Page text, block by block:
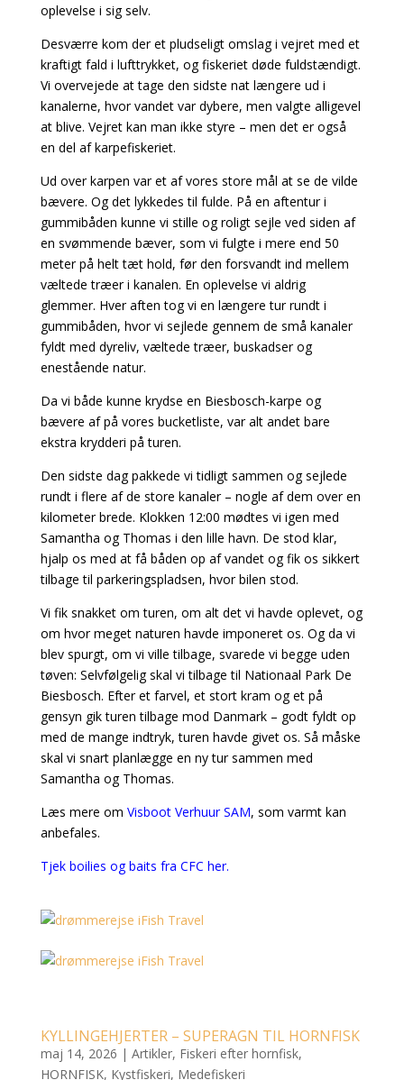
oplevelse i sig selv.
Desværre kom der et pludseligt omslag i vejret med et
kraftigt fald i lufttrykket, og fiskeriet døde fuldstændigt.
Vi overvejede at tage den sidste nat længere ud i
kanalerne, hvor vandet var dybere, men valgte alligevel
at blive. Vejret kan man ikke styre – men det er også
en del af karpefiskeriet.
Ud over karpen var et af vores store mål at se de vilde
bævere. Og det lykkedes til fulde. På en aftentur i
gummibåden kunne vi stille og roligt sejle ved siden af
en svømmende bæver, som vi fulgte i mere end 50
meter på helt tæt hold, før den forsvandt ind mellem
væltede træer i kanalen. En oplevelse vi aldrig
glemmer. Hver aften tog vi en længere tur rundt i
gummibåden, hvor vi sejlede gennem de små kanaler
fyldt med dyreliv, væltede træer, buskadser og
enestående natur.
Da vi både kunne krydse en Biesbosch-karpe og
bævere af på vores bucketliste, var alt andet bare
ekstra krydderi på turen.
Den sidste dag pakkede vi tidligt sammen og sejlede
rundt i flere af de store kanaler – nogle af dem over en
kilometer brede. Klokken 12:00 mødtes vi igen med
Samantha og Thomas i den lille havn. De stod klar,
hjalp os med at få båden op af vandet og fik os sikkert
tilbage til parkeringspladsen, hvor bilen stod.
Vi fik snakket om turen, om alt det vi havde oplevet, og
om hvor meget naturen havde imponeret os. Og da vi
blev spurgt, om vi ville tilbage, svarede vi begge uden
tøven: Selvfølgelig skal vi tilbage til Nationaal Park De
Biesbosch. Efter et farvel, et stort kram og et på
gensyn gik turen tilbage mod Danmark – godt fyldt op
med de mange indtryk, turen havde givet os. Så måske
skal vi snart planlægge en ny tur sammen med
Samantha og Thomas.
Læs mere om Visboot Verhuur SAM, som varmt kan
anbefales.
Tjek boilies og baits fra CFC her.
KYLLINGEHJERTER – SUPERAGN TIL HORNFISK
maj 14, 2026 | Artikler, Fiskeri efter hornfisk,
HORNFISK, Kystfiskeri, Medefiskeri